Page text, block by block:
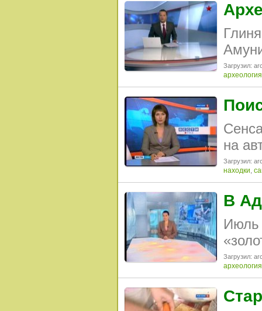
Загрузил:
археология
на
Загрузил:
находки,
В
Июль
Загрузил:
археология